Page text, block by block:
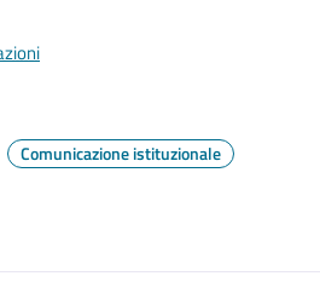
Comunicazione istituzionale